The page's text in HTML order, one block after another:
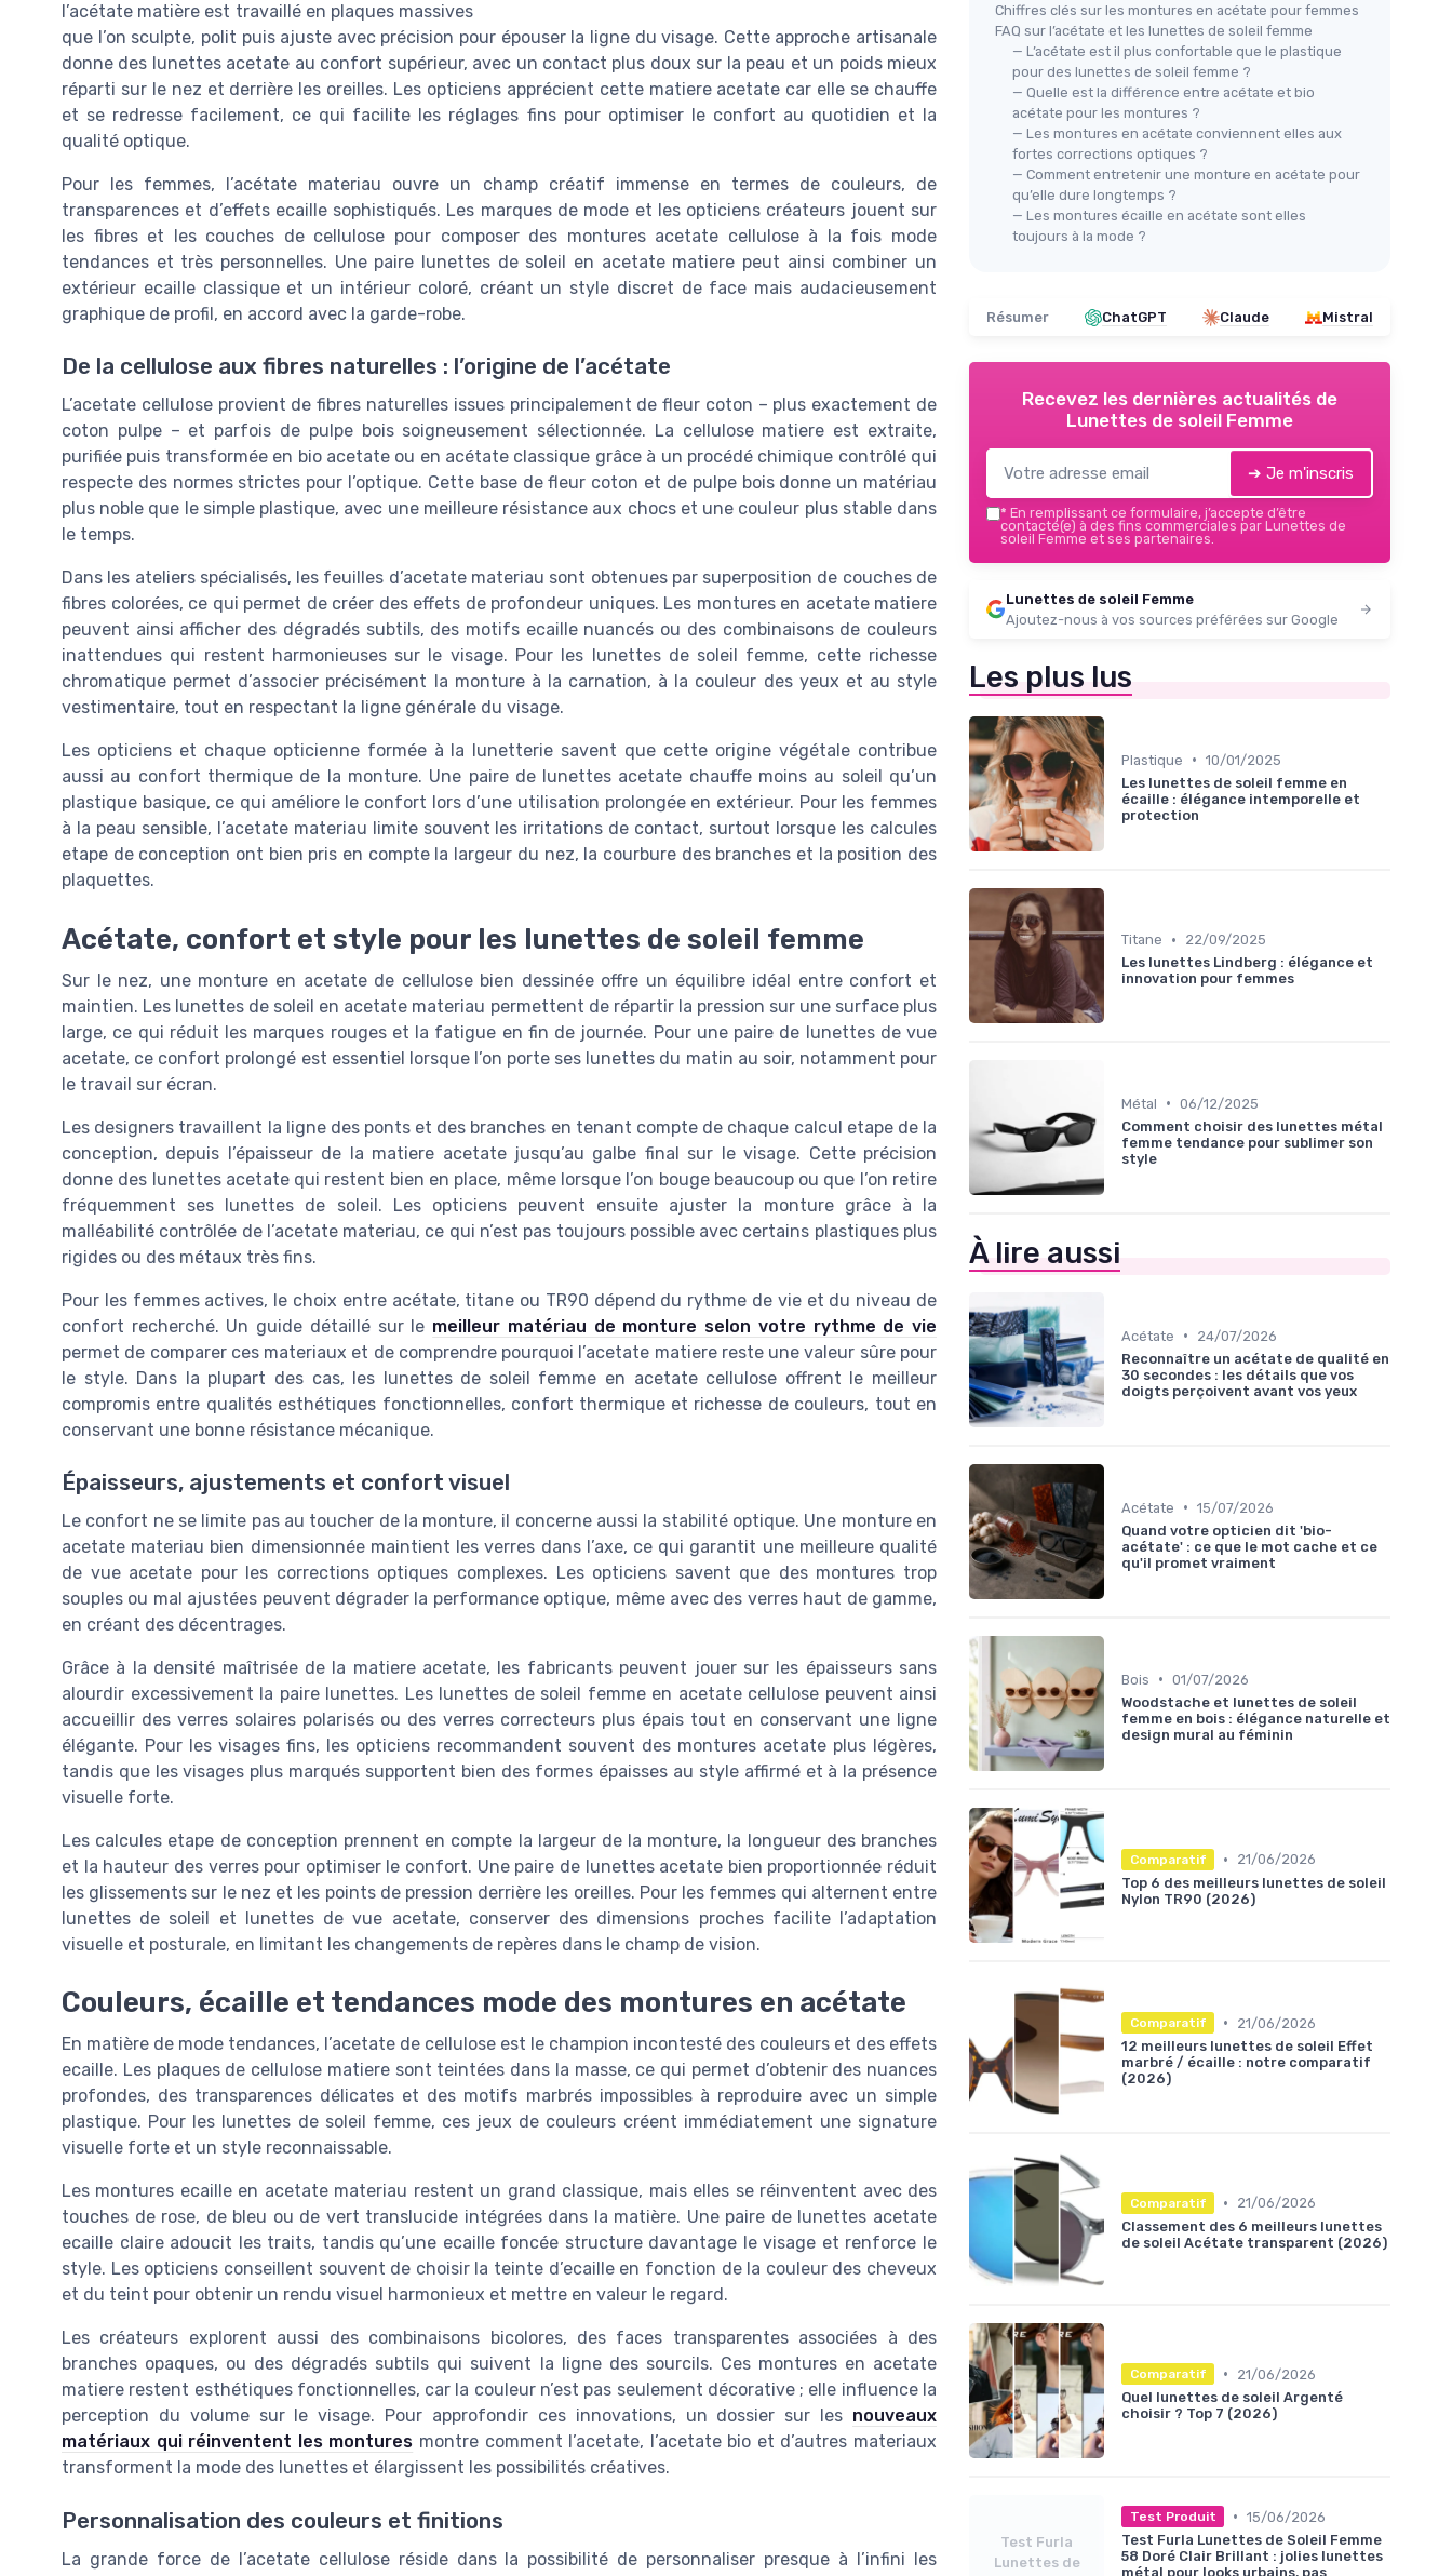
l’acétate matière est travaillé en plaques massives
que l’on sculpte, polit puis ajuste avec précision pour épouser la ligne du visage. Cette approche artisanale
donne des lunettes acetate au confort supérieur, avec un contact plus doux sur la peau et un poids mieux
réparti sur le nez et derrière les oreilles. Les opticiens apprécient cette matiere acetate car elle se chauffe
et se redresse facilement, ce qui facilite les réglages fins pour optimiser le confort au quotidien et la
qualité optique.
Pour les femmes, l’acétate materiau ouvre un champ créatif immense en termes de couleurs, de
transparences et d’effets ecaille sophistiqués. Les marques de mode et les opticiens créateurs jouent sur
les fibres et les couches de cellulose pour composer des montures acetate cellulose à la fois mode
tendances et très personnelles. Une paire lunettes de soleil en acetate matiere peut ainsi combiner un
extérieur ecaille classique et un intérieur coloré, créant un style discret de face mais audacieusement
graphique de profil, en accord avec la garde-robe.
De la cellulose aux fibres naturelles : l’origine de l’acétate
L’acetate cellulose provient de fibres naturelles issues principalement de fleur coton – plus exactement de
coton pulpe – et parfois de pulpe bois soigneusement sélectionnée. La cellulose matiere est extraite,
purifiée puis transformée en bio acetate ou en acétate classique grâce à un procédé chimique contrôlé qui
respecte des normes strictes pour l’optique. Cette base de fleur coton et de pulpe bois donne un matériau
plus noble que le simple plastique, avec une meilleure résistance aux chocs et une couleur plus stable dans
le temps.
Dans les ateliers spécialisés, les feuilles d’acetate materiau sont obtenues par superposition de couches de
fibres colorées, ce qui permet de créer des effets de profondeur uniques. Les montures en acetate matiere
peuvent ainsi afficher des dégradés subtils, des motifs ecaille nuancés ou des combinaisons de couleurs
inattendues qui restent harmonieuses sur le visage. Pour les lunettes de soleil femme, cette richesse
chromatique permet d’associer précisément la monture à la carnation, à la couleur des yeux et au style
vestimentaire, tout en respectant la ligne générale du visage.
Les opticiens et chaque opticienne formée à la lunetterie savent que cette origine végétale contribue
aussi au confort thermique de la monture. Une paire de lunettes acetate chauffe moins au soleil qu’un
plastique basique, ce qui améliore le confort lors d’une utilisation prolongée en extérieur. Pour les femmes
à la peau sensible, l’acetate materiau limite souvent les irritations de contact, surtout lorsque les calcules
etape de conception ont bien pris en compte la largeur du nez, la courbure des branches et la position des
plaquettes.
Acétate, confort et style pour les lunettes de soleil femme
Sur le nez, une monture en acetate de cellulose bien dessinée offre un équilibre idéal entre confort et
maintien. Les lunettes de soleil en acetate materiau permettent de répartir la pression sur une surface plus
large, ce qui réduit les marques rouges et la fatigue en fin de journée. Pour une paire de lunettes de vue
acetate, ce confort prolongé est essentiel lorsque l’on porte ses lunettes du matin au soir, notamment pour
le travail sur écran.
Les designers travaillent la ligne des ponts et des branches en tenant compte de chaque calcul etape de la
conception, depuis l’épaisseur de la matiere acetate jusqu’au galbe final sur le visage. Cette précision
donne des lunettes acetate qui restent bien en place, même lorsque l’on bouge beaucoup ou que l’on retire
fréquemment ses lunettes de soleil. Les opticiens peuvent ensuite ajuster la monture grâce à la
malléabilité contrôlée de l’acetate materiau, ce qui n’est pas toujours possible avec certains plastiques plus
rigides ou des métaux très fins.
Pour les femmes actives, le choix entre acétate, titane ou TR90 dépend du rythme de vie et du niveau de
confort recherché. Un guide détaillé sur le meilleur matériau de monture selon votre rythme de vie
permet de comparer ces materiaux et de comprendre pourquoi l’acetate matiere reste une valeur sûre pour
le style. Dans la plupart des cas, les lunettes de soleil femme en acetate cellulose offrent le meilleur
compromis entre qualités esthétiques fonctionnelles, confort thermique et richesse de couleurs, tout en
conservant une bonne résistance mécanique.
Épaisseurs, ajustements et confort visuel
Le confort ne se limite pas au toucher de la monture, il concerne aussi la stabilité optique. Une monture en
acetate materiau bien dimensionnée maintient les verres dans l’axe, ce qui garantit une meilleure qualité
de vue acetate pour les corrections optiques complexes. Les opticiens savent que des montures trop
souples ou mal ajustées peuvent dégrader la performance optique, même avec des verres haut de gamme,
en créant des décentrages.
Grâce à la densité maîtrisée de la matiere acetate, les fabricants peuvent jouer sur les épaisseurs sans
alourdir excessivement la paire lunettes. Les lunettes de soleil femme en acetate cellulose peuvent ainsi
accueillir des verres solaires polarisés ou des verres correcteurs plus épais tout en conservant une ligne
élégante. Pour les visages fins, les opticiens recommandent souvent des montures acetate plus légères,
tandis que les visages plus marqués supportent bien des formes épaisses au style affirmé et à la présence
visuelle forte.
Les calcules etape de conception prennent en compte la largeur de la monture, la longueur des branches
et la hauteur des verres pour optimiser le confort. Une paire de lunettes acetate bien proportionnée réduit
les glissements sur le nez et les points de pression derrière les oreilles. Pour les femmes qui alternent entre
lunettes de soleil et lunettes de vue acetate, conserver des dimensions proches facilite l’adaptation
visuelle et posturale, en limitant les changements de repères dans le champ de vision.
Couleurs, écaille et tendances mode des montures en acétate
En matière de mode tendances, l’acetate de cellulose est le champion incontesté des couleurs et des effets
ecaille. Les plaques de cellulose matiere sont teintées dans la masse, ce qui permet d’obtenir des nuances
profondes, des transparences délicates et des motifs marbrés impossibles à reproduire avec un simple
plastique. Pour les lunettes de soleil femme, ces jeux de couleurs créent immédiatement une signature
visuelle forte et un style reconnaissable.
Les montures ecaille en acetate materiau restent un grand classique, mais elles se réinventent avec des
touches de rose, de bleu ou de vert translucide intégrées dans la matière. Une paire de lunettes acetate
ecaille claire adoucit les traits, tandis qu’une ecaille foncée structure davantage le visage et renforce le
style. Les opticiens conseillent souvent de choisir la teinte d’ecaille en fonction de la couleur des cheveux
et du teint pour obtenir un rendu visuel harmonieux et mettre en valeur le regard.
Les créateurs explorent aussi des combinaisons bicolores, des faces transparentes associées à des
branches opaques, ou des dégradés subtils qui suivent la ligne des sourcils. Ces montures en acetate
matiere restent esthétiques fonctionnelles, car la couleur n’est pas seulement décorative ; elle influence la
perception du volume sur le visage. Pour approfondir ces innovations, un dossier sur les nouveaux
matériaux qui réinventent les montures montre comment l’acetate, l’acetate bio et d’autres materiaux
transforment la mode des lunettes et élargissent les possibilités créatives.
Personnalisation des couleurs et finitions
La grande force de l’acetate cellulose réside dans la possibilité de personnaliser presque à l’infini les
Chiffres clés sur les montures en acétate pour femmes
FAQ sur l’acétate et les lunettes de soleil femme
— L’acétate est il plus confortable que le plastique
pour des lunettes de soleil femme ?
— Quelle est la différence entre acétate et bio
acétate pour les montures ?
— Les montures en acétate conviennent elles aux
fortes corrections optiques ?
— Comment entretenir une monture en acétate pour
qu’elle dure longtemps ?
— Les montures écaille en acétate sont elles
toujours à la mode ?
Résumer ChatGPT Claude Mistral
Recevez les dernières actualités de
Lunettes de soleil Femme
➔ Je m'inscris
* En remplissant ce formulaire, j’accepte d’être
contacté(e) à des fins commerciales par Lunettes de
soleil Femme et ses partenaires.
Lunettes de soleil Femme
Ajoutez-nous à vos sources préférées sur Google
Les plus lus
Plastique • 10/01/2025
Les lunettes de soleil femme en
écaille : élégance intemporelle et
protection
Titane •
22/09/2025
Les lunettes Lindberg : élégance et
innovation pour femmes
Métal • 06/12/2025
Comment choisir des lunettes métal
femme tendance pour sublimer son
style
À lire aussi
Acétate •
24/07/2026
Reconnaître un acétate de qualité en
30 secondes : les détails que vos
doigts perçoivent avant vos yeux
Acétate • 15/07/2026
Quand votre opticien dit 'bio-
acétate' : ce que le mot cache et ce
qu'il promet vraiment
Bois • 01/07/2026
Woodstache et lunettes de soleil
femme en bois : élégance naturelle et
design mural au féminin
Comparatif •
21/06/2026
Top 6 des meilleurs lunettes de soleil
Nylon TR90 (2026)
Comparatif •
21/06/2026
12 meilleurs lunettes de soleil Effet
marbré / écaille : notre comparatif
(2026)
Comparatif •
21/06/2026
Classement des 6 meilleurs lunettes
de soleil Acétate transparent (2026)
Comparatif •
21/06/2026
Quel lunettes de soleil Argenté
choisir ? Top 7 (2026)
Test Furla
Lunettes de
Test Produit • 15/06/2026
Test Furla Lunettes de Soleil Femme
58 Doré Clair Brillant : jolies lunettes
métal pour looks urbains, pas